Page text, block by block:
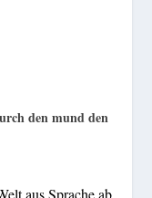
den mund den
aus Sprache ab,